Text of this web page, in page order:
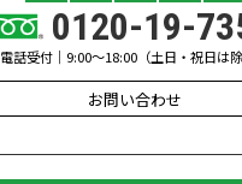
0120-19-
電話受付｜9:00～18:00（土日・祝日は除
お問い合わせ